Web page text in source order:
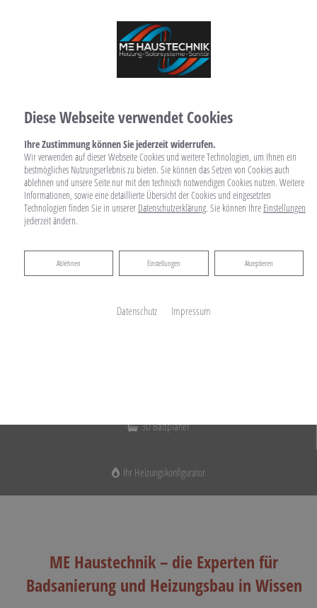
3D Badplaner
Ihr Heizungskonfigurator
ME Haustechnik – die Experten für
Badsanierung und Heizungsbau in Wissen
Diese Webseite verwendet Cookies
Ihre Zustimmung können Sie jederzeit widerrufen.
Wir verwenden auf dieser Webseite Cookies und weitere Technologien, um Ihnen ein
bestmögliches Nutzungserlebnis zu bieten. Sie können das Setzen von Cookies auch
ablehnen und unsere Seite nur mit den technisch notwendigen Cookies nutzen. Weitere
Informationen, sowie eine detaillierte Übersicht der Cookies und eingesetzten
Technologien finden Sie in unserer Datenschutzerklärung. Sie können Ihre Einstellungen
jederzeit ändern.
Akzeptieren
Einstellungen
Ablehnen
Ablehnen
Datenschutz Impressum